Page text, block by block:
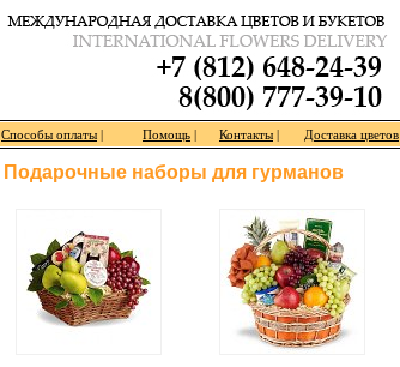
Способы оплаты | Помощь | Контакты | Доставка цветов
Подарочные наборы для гурманов